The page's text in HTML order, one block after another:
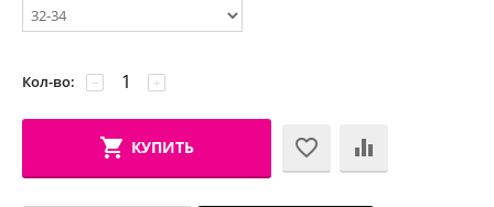
Кол-во: +
−
КУПИТЬ